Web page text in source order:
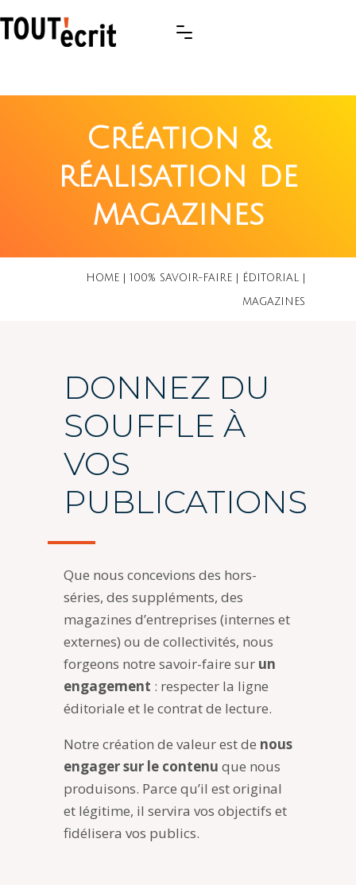
Création &
réalisation de
magazines
HOME 100% SAVOIR-FAIRE ÉDITORIAL
MAGAZINES
DONNEZ DU
SOUFFLE À
VOS
PUBLICATIONS
Que nous concevions des hors-
séries, des suppléments, des
magazines d’entreprises (internes et
externes) ou de collectivités, nous
forgeons notre savoir-faire sur un
engagement : respecter la ligne
éditoriale et le contrat de lecture.
Notre création de valeur est de nous
engager sur le contenu que nous
produisons. Parce qu’il est original
et légitime, il servira vos objectifs et
fidélisera vos publics.